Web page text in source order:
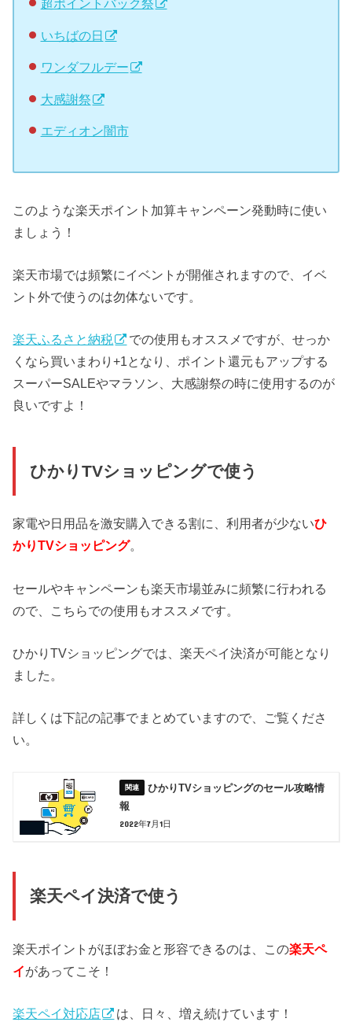
超ポイントバック祭
いちばの日
ワンダフルデー
大感謝祭
エディオン闇市
このような楽天ポイント加算キャンペーン発動時に使い
ましょう！
楽天市場では頻繁にイベントが開催されますので、イベ
ント外で使うのは勿体ないです。
楽天ふるさと納税
での使用もオススメですが、せっか
くなら買いまわり+1となり、ポイント還元もアップする
スーパーSALEやマラソン、大感謝祭の時に使用するのが
良いですよ！
ひかりTVショッピングで使う
家電や日用品を激安購入できる割に、利用者が少ないひ
かりTVショッピング。
セールやキャンペーンも楽天市場並みに頻繁に行われる
ので、こちらでの使用もオススメです。
ひかりTVショッピングでは、楽天ペイ決済が可能となり
ました。
詳しくは下記の記事でまとめていますので、ご覧くださ
い。
ひかりTVショッピングのセール攻略情
報
2022年7月1日
楽天ペイ決済で使う
楽天ポイントがほぼお金と形容できるのは、この楽天ペ
イがあってこそ！
楽天ペイ対応店 は、日々、増え続けています！